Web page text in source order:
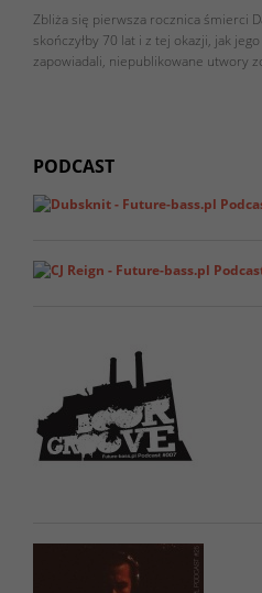
Zbliża się pierwsza rocznica śmierci
skończyłby 70 lat i z tej okazji, jak
zapowiadali, niepublikowane utwory
PODCAST